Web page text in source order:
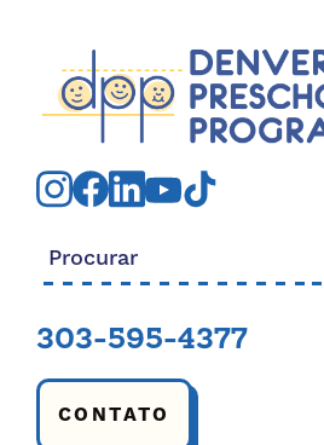
Procurar:
303-595-4377
CONTATO